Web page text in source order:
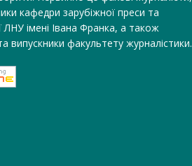
кафедри зарубіжної преси та
ЛНУ імені Івана Франка, а також
випускники факультету журналістики.